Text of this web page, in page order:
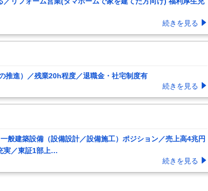
続きを見る
推進）／残業20h程度／退職金・社宅制度有
続きを見る
般建築設備（設備設計／設備施工）ポジション／売上高4兆円
実／東証1部上…
続きを見る